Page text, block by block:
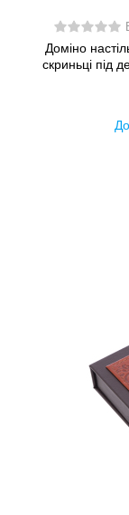
Доміно
скриньці під